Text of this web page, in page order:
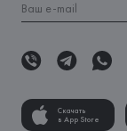
Скачать
в App Store